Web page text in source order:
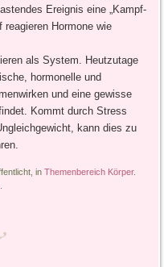
Ereignis eine „Kampf-
reagieren Hormone wie
als System. Heutzutage
hormonelle und
und eine gewisse
Kommt durch Stress
kann dies zu
inThemenbereich Körper.